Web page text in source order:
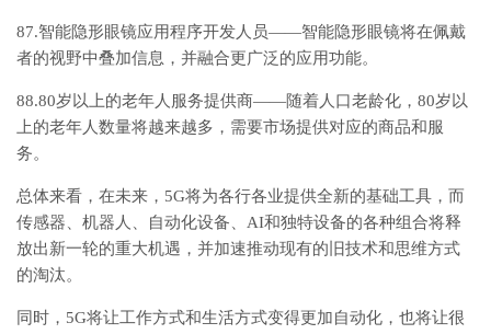
87.智能隐形眼镜应用程序开发人员——智能隐形眼镜将在佩戴
者的视野中叠加信息，并融合更广泛的应用功能。
88.80岁以上的老年人服务提供商——随着人口老龄化，80岁以
上的老年人数量将越来越多，需要市场提供对应的商品和服
务。
总体来看，在未来，5G将为各行各业提供全新的基础工具，而
传感器、机器人、自动化设备、AI和独特设备的各种组合将释
放出新一轮的重大机遇，并加速推动现有的旧技术和思维方式
的淘汰。
同时，5G将让工作方式和生活方式变得更加自动化，也将让很